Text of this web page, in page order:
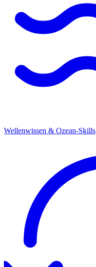
Wellenwissen & Ozean-Skills